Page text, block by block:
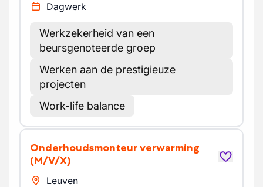
Dagwerk
Werkzekerheid van een
beursgenoteerde groep
Werken aan de prestigieuze
projecten
Work-life balance
Onderhoudsmonteur verwarming
(M/V/X)
Leuven